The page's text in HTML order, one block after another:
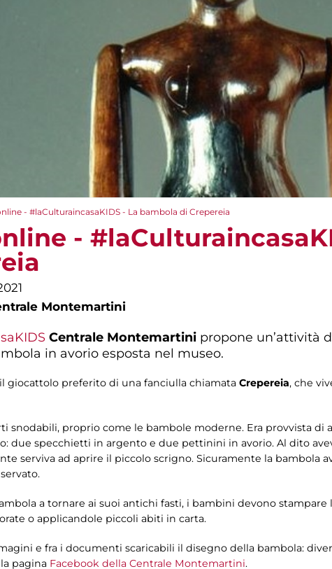
- #laCulturaincasaKIDS - La bambola di Crepereia
-
Montemartini
Centrale Montemartini propone un’attività
in avorio esposta nel museo.
giocattolo preferito di una fanciulla chiamata Crepereia, che
snodabili, proprio come le bambole moderne. Era provvista di
due specchietti in argento e due pettinini in avorio. Al dito
serviva ad aprire il piccolo scrigno. Sicuramente la bambola
a tornare ai suoi antichi fasti, i bambini devono
o applicandole piccoli abiti in carta.
e fra i documenti scaricabili il disegno della bambola:
pagina Facebook della Centrale Montemartini.